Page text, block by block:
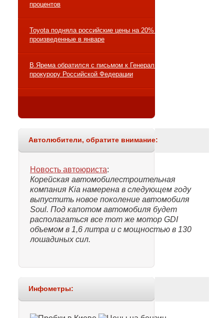
процентов
Toyota подняла российские цены на 20% на авто,
произведенные в январе
В.Ярема обратился с письмом к Генеральному
прокурору Российской Федерации
Автолюбители, обратите внимание:
Новость автоюриста:
Корейская автомобилестроительная
компания Kia намерена в следующем году
выпустить новое поколение автомобиля
Soul. Под капотом автомобиля будет
располагаться все тот же мотор GDI
объемом в 1,6 литра и с мощностью в 130
лошадиных сил.
Инфометры: